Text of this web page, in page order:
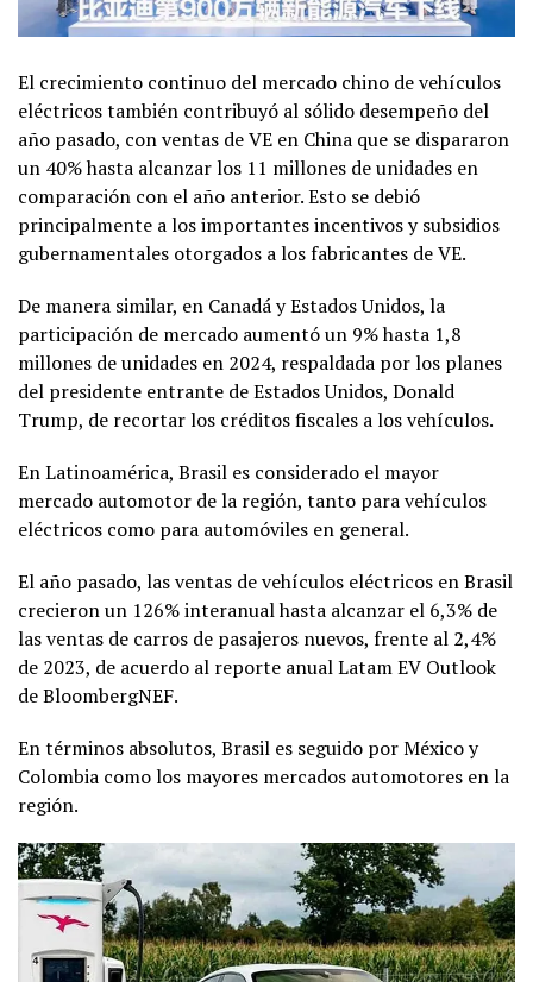
El crecimiento continuo del mercado chino de vehículos
eléctricos también contribuyó al sólido desempeño del
año pasado, con ventas de VE en China que se dispararon
un 40% hasta alcanzar los 11 millones de unidades en
comparación con el año anterior. Esto se debió
principalmente a los importantes incentivos y subsidios
gubernamentales otorgados a los fabricantes de VE.
De manera similar, en Canadá y Estados Unidos, la
participación de mercado aumentó un 9% hasta 1,8
millones de unidades en 2024, respaldada por los planes
del presidente entrante de Estados Unidos, Donald
Trump, de recortar los créditos fiscales a los vehículos.
En Latinoamérica, Brasil es considerado el mayor
mercado automotor de la región, tanto para vehículos
eléctricos como para automóviles en general.
El año pasado, las ventas de vehículos eléctricos en Brasil
crecieron un 126% interanual hasta alcanzar el 6,3% de
las ventas de carros de pasajeros nuevos, frente al 2,4%
de 2023, de acuerdo al reporte anual Latam EV Outlook
de BloombergNEF.
En términos absolutos, Brasil es seguido por México y
Colombia como los mayores mercados automotores en la
región.